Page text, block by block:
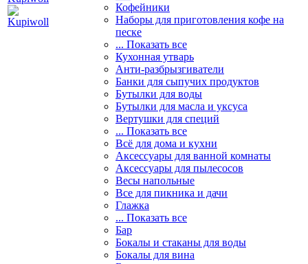
Кофейники
Наборы для приготовления кофе на
песке
... Показать все
Кухонная утварь
Анти-разбрызгиватели
Банки для сыпучих продуктов
Бутылки для воды
Бутылки для масла и уксуса
Вертушки для специй
... Показать все
Всё для дома и кухни
Аксессуары для ванной комнаты
Аксессуары для пылесосов
Весы напольные
Все для пикника и дачи
Глажка
... Показать все
Бар
Бокалы и стаканы для воды
Бокалы для вина